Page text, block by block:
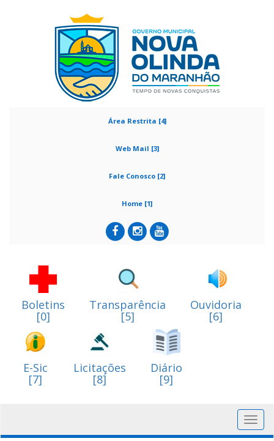
Área Restrita [4]
Web Mail [3]
Fale Conosco [2]
Home [1]
Boletins
[0]
Transparência
[5]
Ouvidoria
[6]
E-Sic
[7]
Licitações
[8]
Diário
[9]